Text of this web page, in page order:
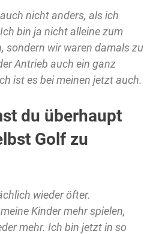
nicht anders, als ich
bin ja nicht alleine zum
sondern wir waren damals zu
Antrieb auch ein ganz
ist es bei meinen jetzt auch.
du überhaupt
Golf zu
wieder öfter.
Kinder mehr spielen,
mehr. Ich bin jetzt in so